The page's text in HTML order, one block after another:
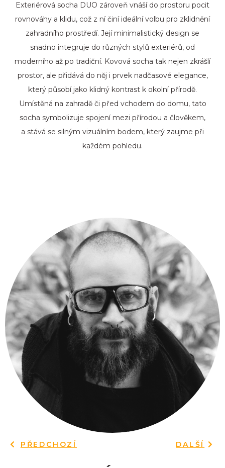
Exteriérová socha DUO zároveň vnáší do prostoru pocit
rovnováhy a klidu, což z ní činí ideální volbu pro zklidnění
zahradního prostředí. Její minimalistický design se
snadno integruje do různých stylů exteriérů, od
moderního až po tradiční. Kovová socha tak nejen zkrášlí
prostor, ale přidává do něj i prvek nadčasové elegance,
který působí jako klidný kontrast k okolní přírodě.
Umístěná na zahradě či před vchodem do domu, tato
socha symbolizuje spojení mezi přírodou a člověkem,
a stává se silným vizuálním bodem, který zaujme při
každém pohledu.
PŘEDCHOZÍ DALŠÍ